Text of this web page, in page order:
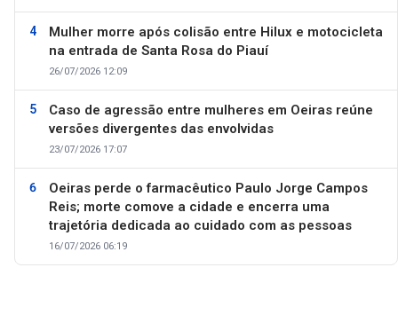
Mulher morre após colisão entre Hilux e motocicleta
na entrada de Santa Rosa do Piauí
26/07/2026 12:09
Caso de agressão entre mulheres em Oeiras reúne
versões divergentes das envolvidas
23/07/2026 17:07
Oeiras perde o farmacêutico Paulo Jorge Campos
Reis; morte comove a cidade e encerra uma
trajetória dedicada ao cuidado com as pessoas
16/07/2026 06:19